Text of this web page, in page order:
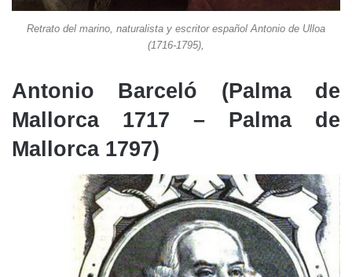
Retrato del marino, naturalista y escritor español Antonio de Ulloa
(1716-1795),
Antonio Barceló (Palma de
Mallorca 1717 – Palma de
Mallorca 1797)